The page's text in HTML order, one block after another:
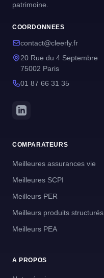
patrimoine.
COORDONNEES
contact@cleerly.fr
20 Rue du 4 Septembre
75002 Paris
01 87 66 31 35
COMPARATEURS
Meilleures assurances vie
Meilleures SCPI
Meilleurs PER
Meilleurs produits structurés
Meilleurs PEA
A PROPOS